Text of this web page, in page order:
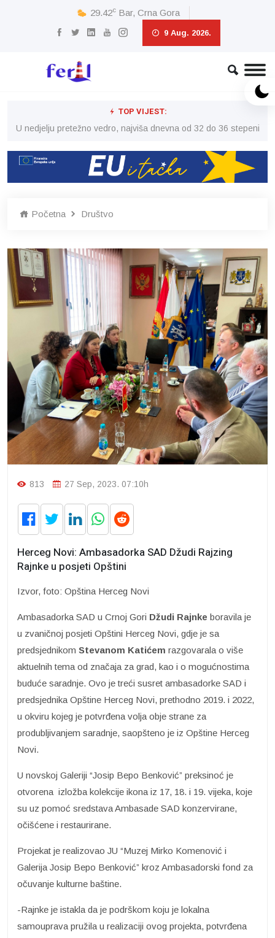
29.42c Bar, Crna Gora
9 Aug. 2026.
TOP VIJEST:
U nedjelju pretežno vedro, najviša dnevna od 32 do 36 stepeni
Početna Društvo
813 27 Sep, 2023. 07:10h
Herceg Novi: Ambasadorka SAD Džudi Rajzing
Rajnke u posjeti Opštini
Izvor, foto: Opština Herceg Novi
Ambasadorka SAD u Crnoj Gori Džudi Rajnke boravila je
u zvaničnoj posjeti Opštini Herceg Novi, gdje je sa
predsjednikom Stevanom Katićem razgovarala o više
aktuelnih tema od značaja za grad, kao i o mogućnostima
buduće saradnje. Ovo je treći susret ambasadorke SAD i
predsjednika Opštine Herceg Novi, prethodno 2019. i 2022,
u okviru kojeg je potvrđena volja obje strane za
produbljivanjem saradnje, saopšteno je iz Opštine Herceg
Novi.
U novskoj Galeriji “Josip Bepo Benković” preksinoć je
otvorena izložba kolekcije ikona iz 17, 18. i 19. vijeka, koje
su uz pomoć sredstava Ambasade SAD konzervirane,
očišćene i restaurirane.
Projekat je realizovao JU “Muzej Mirko Komenović i
Galerija Josip Bepo Benković” kroz Ambasadorski fond za
očuvanje kulturne baštine.
-Rajnke je istakla da je podrškom koju je lokalna
samouprava pružila u realizaciji ovog projekta, potvrđena